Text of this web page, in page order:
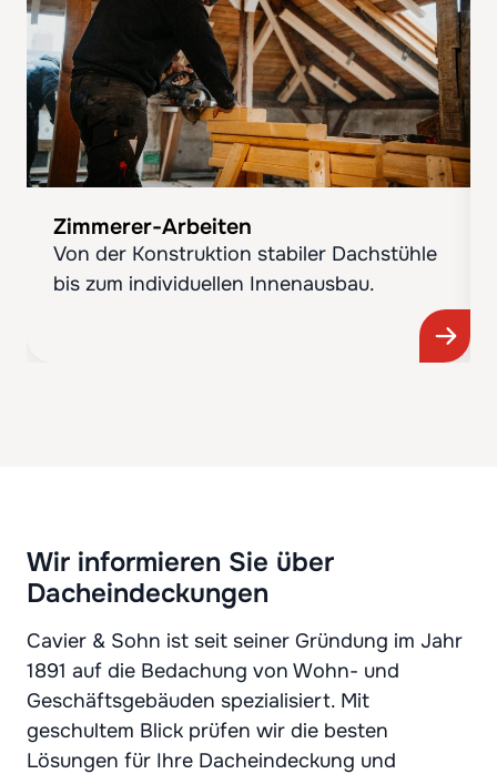
Zimmerer-Arbeiten
Von der Konstruktion stabiler Dachstühle
bis zum individuellen Innenausbau.
Wir informieren Sie über
Dacheindeckungen
Cavier & Sohn ist seit seiner Gründung im Jahr
1891 auf die Bedachung von Wohn- und
Geschäftsgebäuden spezialisiert. Mit
geschultem Blick prüfen wir die besten
Lösungen für Ihre Dacheindeckung und